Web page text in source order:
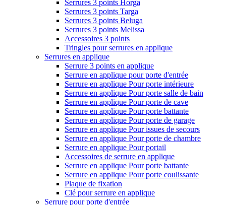
Serrures 3 points Horga
Serrures 3 points Targa
Serrures 3 points Beluga
Serrures 3 points Melissa
Accessoires 3 points
Tringles pour serrures en applique
Serrures en applique
Serrure 3 points en applique
Serrure en applique pour porte d'entrée
Serrure en applique Pour porte intérieure
Serrure en applique Pour porte salle de bain
Serrure en applique Pour porte de cave
Serrure en applique Pour porte battante
Serrure en applique Pour porte de garage
Serrure en applique Pour issues de secours
Serrure en applique Pour porte de chambre
Serrure en applique Pour portail
Accessoires de serrure en applique
Serrure en applique Pour porte battante
Serrure en applique Pour porte coulissante
Plaque de fixation
Clé pour serrure en applique
Serrure pour porte d'entrée